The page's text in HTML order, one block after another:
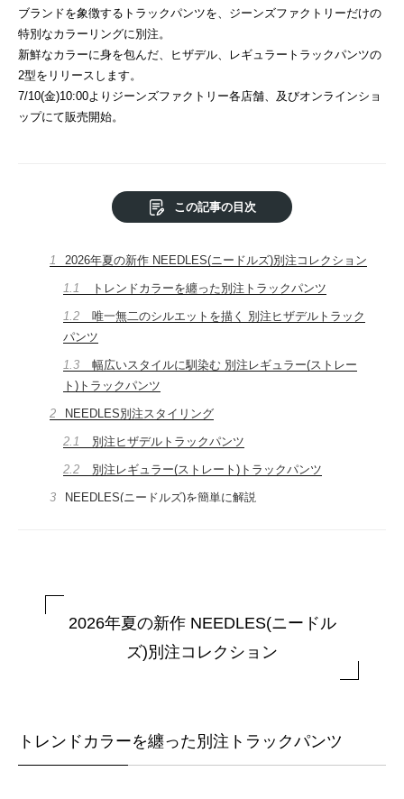
ブランドを象徴するトラックパンツを、ジーンズファクトリーだけの
特別なカラーリングに別注。
新鮮なカラーに身を包んだ、ヒザデル、レギュラートラックパンツの
2型をリリースします。
7/10(金)10:00よりジーンズファクトリー各店舗、及びオンラインショ
ップにて販売開始。
この記事の目次
1 2026年夏の新作 NEEDLES(ニードルズ)別注コレクション
1.1 トレンドカラーを纏った別注トラックパンツ
1.2
唯一無二のシルエットを描く 別注ヒザデルトラック
パンツ
1.3
幅広いスタイルに馴染む 別注レギュラー(ストレー
ト)トラックパンツ
2 NEEDLES別注スタイリング
2.1 別注ヒザデルトラックパンツ
2.2 別注レギュラー(ストレート)トラックパンツ
3 NEEDLES(ニードルズ)を簡単に解説
2026年夏の新作 NEEDLES(ニードル
ズ)別注コレクション
トレンドカラーを纏った別注トラックパンツ